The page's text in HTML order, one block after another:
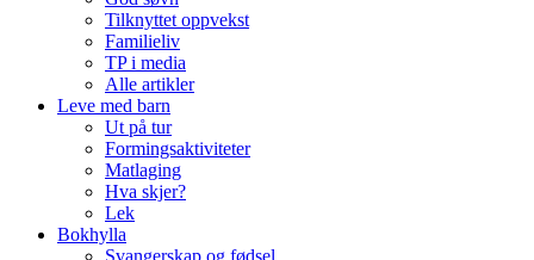
Tilknyttet oppvekst
Familieliv
TP i media
Alle artikler
Leve med barn
Ut på tur
Formingsaktiviteter
Matlaging
Hva skjer?
Lek
Bokhylla